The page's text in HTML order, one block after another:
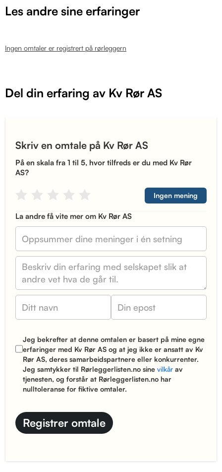
Les andre sine erfaringer
Ingen omtaler er registrert på rørleggern
Del din erfaring av Kv Rør AS
Skriv en omtale på Kv Rør AS
På en skala fra 1 til 5, hvor tilfreds er du med Kv Rør
AS?
Ingen mening
La andre få vite mer om Kv Rør AS
Jeg bekrefter at denne omtalen er basert på mine egne
erfaringer med Kv Rør AS og at jeg ikke er ansatt av Kv
Rør AS, deres samarbeidspartnere eller konkurrenter.
Jeg samtykker til Rørleggerlisten.no sinevilkår av
tjenesten, og forstår at Rørleggerlisten.no har
nulltoleranse for fiktive omtaler.